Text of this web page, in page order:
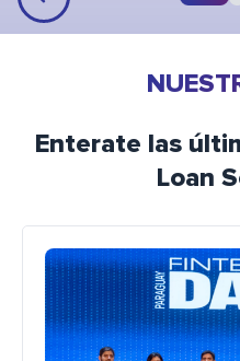
Enterate las
Loan